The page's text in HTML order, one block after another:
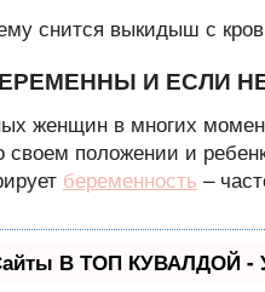
И ЕСЛИ
женщин в многих
своем положении и
беременность –
В ТОП КУВАЛДОЙ -